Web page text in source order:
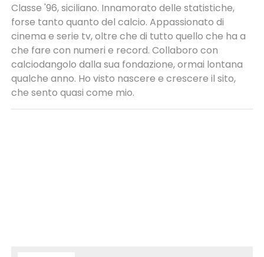
Classe '96, siciliano. Innamorato delle statistiche,
forse tanto quanto del calcio. Appassionato di
cinema e serie tv, oltre che di tutto quello che ha a
che fare con numeri e record. Collaboro con
calciodangolo dalla sua fondazione, ormai lontana
qualche anno. Ho visto nascere e crescere il sito,
che sento quasi come mio.